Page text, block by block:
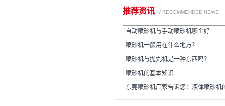
推荐资讯 / RECOMMENDED NEWS
自动喷砂机与手动喷砂机哪个好
喷砂机一般用在什么地方？
喷砂机与抛丸机是一种东西吗？
喷砂机的基本知识
东莞喷砂机厂家告诉您：液体喷砂机